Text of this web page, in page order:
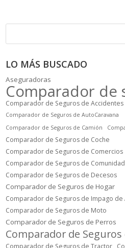
LO MÁS BUSCADO
Aseguradoras
Comparador de
Comparador de Seguros de Accidentes
Comparador de Seguros de AutoCaravana
Comparador de Seguros de Camión
Comparador de Seguros de Coche
Comparador de Seguros de Comercios
Comparador de Seguros de
Comparador de Seguros de Decesos
Comparador de Seguros de Hogar
Comparador de Seguros de Impago de
Comparador de Seguros de Moto
Comparador de Seguros de Perros
Comparador de Seguros